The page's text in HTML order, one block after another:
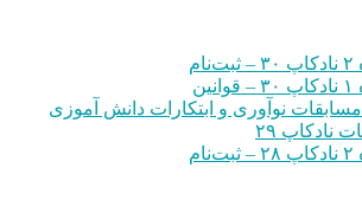
نوآوری و ابتکارات دانش آموزی
نادکاپ ۲۹